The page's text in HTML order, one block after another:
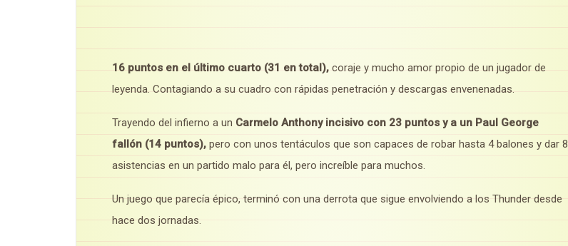
16 puntos en el último cuarto (31 en total), coraje y mucho amor propio de un jugador de
leyenda. Contagiando a su cuadro con rápidas penetración y descargas envenenadas.
Trayendo del infierno a un Carmelo Anthony incisivo con 23 puntos y a un Paul George
fallón (14 puntos), pero con unos tentáculos que son capaces de robar hasta 4 balones y dar 8
asistencias en un partido malo para él, pero increíble para muchos.
Un juego que parecía épico, terminó con una derrota que sigue envolviendo a los Thunder desde
hace dos jornadas.